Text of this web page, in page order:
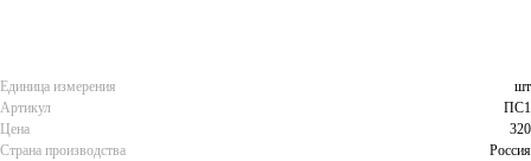
Единица измерения
шт
Артикул
ПС1
Цена
320
Страна производства
Россия